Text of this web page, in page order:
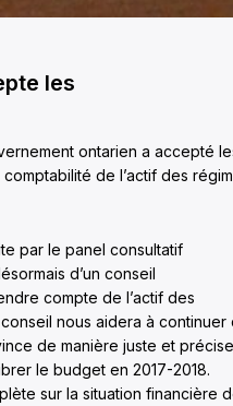
les
ontarien a accepté
de l’actif des
par le panel consultatif
d’un conseil
compte de l’actif des
nous aidera à continuer
de manière juste et
le budget en 2017-2018.
sur la situation financière